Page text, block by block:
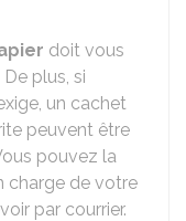
doit vous
plus, si
un cachet
peuvent être
pouvez la
charge de votre
par courrier.